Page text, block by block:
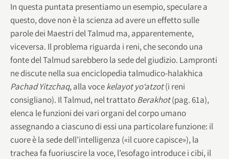
In questa puntata presentiamo un esempio, speculare a
questo, dove non è la scienza ad avere un effetto sulle
parole dei Maestri del Talmud ma, apparentemente,
viceversa. Il problema riguarda i reni, che secondo una
fonte del Talmud sarebbero la sede del giudizio. Lampronti
ne discute nella sua enciclopedia talmudico-halakhica
Pachad Yitzchaq, alla vocekelayot yo‘atzot(i reni
consigliano). Il Talmud, nel trattatoBerakhot(pag. 61a),
elenca le funzioni dei vari organi del corpo umano
assegnando a ciascuno di essi una particolare funzione: il
cuore è la sede dell’intelligenza («il cuore capisce»), la
trachea fa fuoriuscire la voce, l’esofago introduce i cibi, il